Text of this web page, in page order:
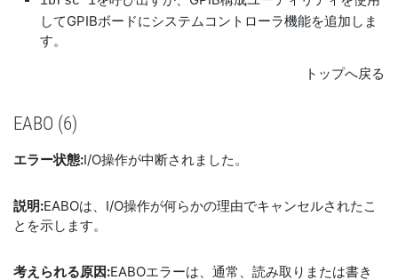
してGPIBボードにシステムコントローラ機能を追加しま
す。
トップへ戻る
EABO (6)
エラー状態:I/O操作が中断されました。
説明:EABOは、I/O操作が何らかの理由でキャンセルされたこ
とを示します。
考えられる原因:EABOエラーは、通常、読み取りまたは書き